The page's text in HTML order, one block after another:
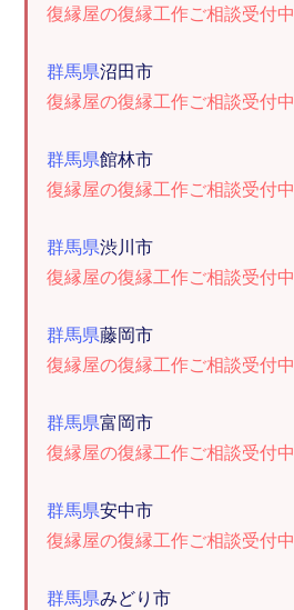
復縁屋の復縁工作ご相談受付中
群馬県沼田市
復縁屋の復縁工作ご相談受付中
群馬県館林市
復縁屋の復縁工作ご相談受付中
群馬県渋川市
復縁屋の復縁工作ご相談受付中
群馬県藤岡市
復縁屋の復縁工作ご相談受付中
群馬県富岡市
復縁屋の復縁工作ご相談受付中
群馬県安中市
復縁屋の復縁工作ご相談受付中
群馬県みどり市